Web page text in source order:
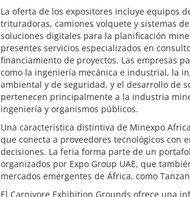
La oferta de los expositores incluye equipos
trituradoras, camiones volquete y sistemas
soluciones digitales para la planificación
presentes servicios especializados en
financiamiento de proyectos. Las empresas
como la ingeniería mecánica e industrial, la
ambiental y de seguridad, y el desarrollo de
pertenecen principalmente a la industria
ingeniería y organismos públicos.
Una característica distintiva de Minexpo
que conecta a proveedores tecnológicos con
decisiones. La feria forma parte de un
organizados por Expo Group UAE, que
mercados emergentes de África, como
El Carnivore Exhibition Grounds ofrece una